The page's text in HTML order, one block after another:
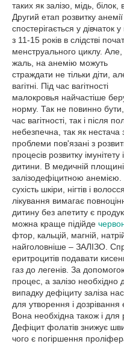
таких як залізо, мідь, білок,
Другий етап розвитку анемії
спостерігається у дівчаток у
з 11-15 років в слідстві
менструального циклу. Але,
жаль, на анемію можуть
страждати не тільки діти,
вагітні. Під час вагітності
малокровья найчастіше
норму. Так не повинно бути,
час вагітності, так і після
небезпечна, так як нестача
проблеми пов'язані з
процесів розвитку
дитини. В медичній
залізодефіцитною анемією.
сухість шкіри, нігтів і
лікування вимагає
дитину без апетиту є
можна краще підійде
фтор, кальцій, магній,
найголовніше – ЗАЛІЗО.
еритроцитів подавати
газ до легенів. За
процес, а залізо необхідно
випадку дефіциту заліза
для утворення і дозрівання
Вона необхідна також і для
Дефіцит фолатів знижує
чого є погіршення